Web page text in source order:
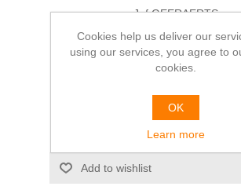
Jef GEERAERTS
€25.00
Please select the address you want to
Cookies help us deliver our
using our services, you agree to
cookies.
OK
Learn more